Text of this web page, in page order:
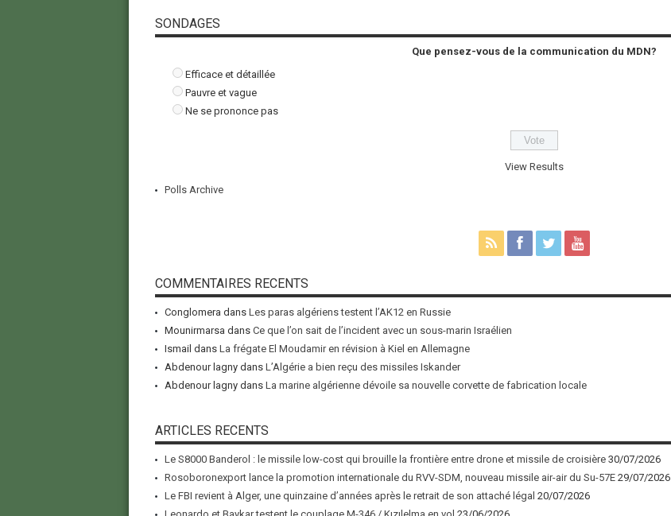
SONDAGES
Que pensez-vous de la communication du MDN?
Efficace et détaillée
Pauvre et vague
Ne se prononce pas
View Results
Polls Archive
COMMENTAIRES RECENTS
Conglomera dans Les paras algériens testent l’AK12 en Russie
Mounirmarsa dans Ce que l’on sait de l’incident avec un sous-marin Israélien
Ismail dans La frégate El Moudamir en révision à Kiel en Allemagne
Abdenour lagnydans L’Algérie a bien reçu des missiles Iskander
Abdenour lagnydans La marine algérienne dévoile sa nouvelle corvette de fabrication locale
ARTICLES RECENTS
Le S8000 Banderol : le missile low-cost qui brouille la frontière entre drone et missile de croisière 30/07/2026
Rosoboronexport lance la promotion internationale du RVV-SDM, nouveau missile air-air du Su-57E 29/07/2026
Le FBI revient à Alger, une quinzaine d’années après le retrait de son attaché légal 20/07/2026